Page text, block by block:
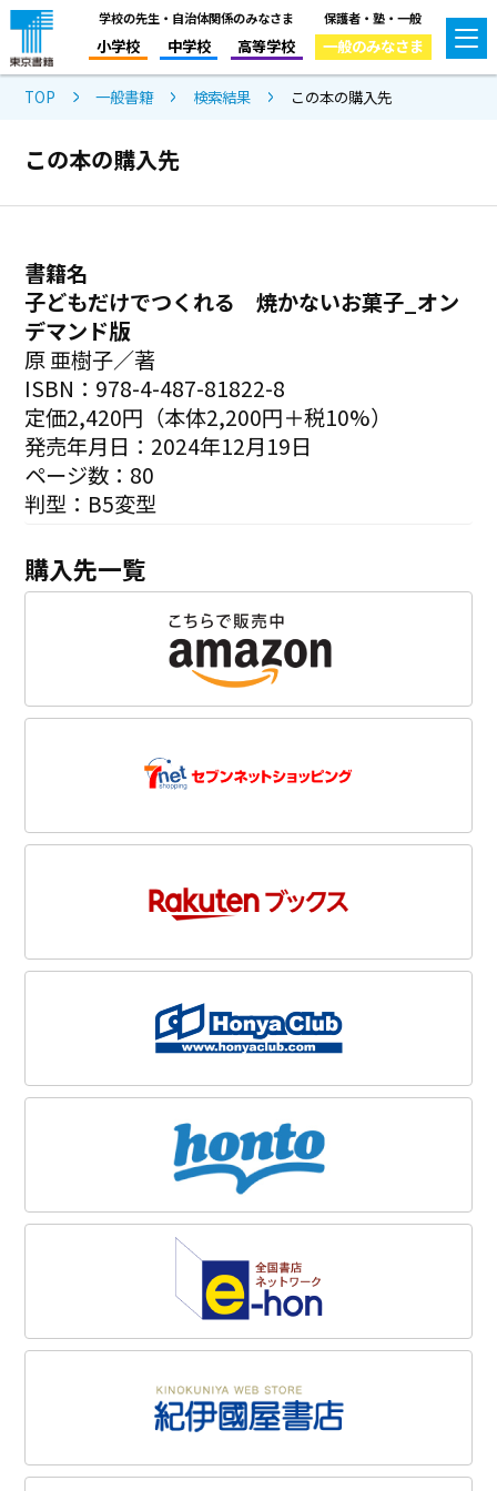
学校の先生・自治体関係のみなさま
小学校 中学校 高等学校
保護者・塾・一般
一般のみなさま
TOP 一般書籍 検索結果 この本の購入先
この本の購入先
書籍名
子どもだけでつくれる 焼かないお菓子_オン
デマンド版
原 亜樹子／著
ISBN：978-4-487-81822-8
定価2,420円（本体2,200円＋税10%）
発売年月日：2024年12月19日
ページ数：80
判型：B5変型
購入先一覧